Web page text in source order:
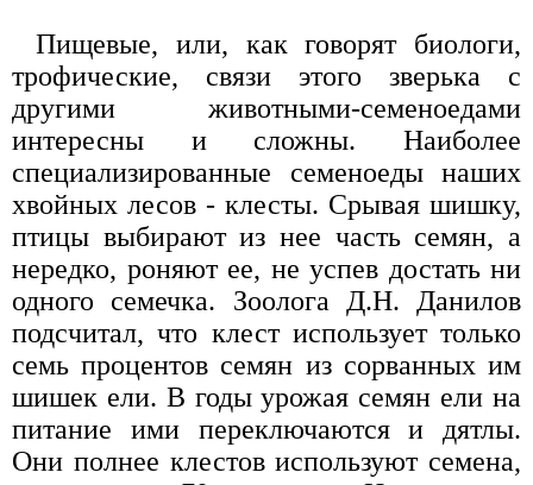
Пищевые, или, как говорят биологи,
трофические, связи этого зверька с
другими животными-семеноедами
интересны и сложны. Наиболее
специализированные семеноеды наших
хвойных лесов - клесты. Срывая шишку,
птицы выбирают из нее часть семян, а
нередко, роняют ее, не успев достать ни
одного семечка. Зоолога Д.Н. Данилов
подсчитал, что клест использует только
семь процентов семян из сорванных им
шишек ели. В годы урожая семян ели на
питание ими переключаются и дятлы.
Они полнее клестов используют семена,